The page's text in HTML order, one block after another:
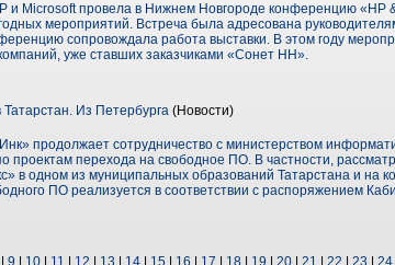
Microsoft провела в Нижнем Новгороде конференцию «НР
мероприятий. Встреча была адресована
сопровождала работа выставки. В этом году
уже ставших заказчиками «Сонет НН».
Из Петербурга (Новости)
продолжает сотрудничество с министерством
проектам перехода на свободное ПО. В частности,
в одном из муниципальных образований Татарстана и на
ПО реализуется в соответствии с распоряжением
9 10 11 12 13 14 15 16 17 18 19 20 21 22 23 24